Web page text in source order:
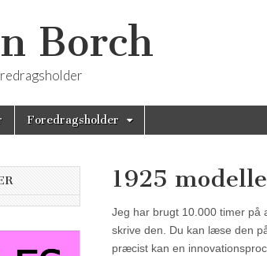
Borch
Foredragsholder
1925
Jeg har brugt 10.000 timer på
skrive den. Du kan læse den
præcist kan en